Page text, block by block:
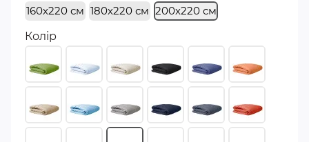
160х220 см 180х220 см 200х220 см
Колір